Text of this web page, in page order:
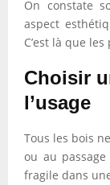
On constate
aspect
C’est là que
Choisir
l’usage
Tous les bois
ou au
fragile dans